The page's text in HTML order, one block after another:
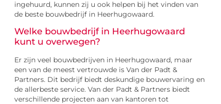
ingehuurd, kunnen zij u ook helpen bij het vinden van
de beste bouwbedrijf in Heerhugowaard.
Welke bouwbedrijf in Heerhugowaard
kunt u overwegen?
Er zijn veel bouwbedrijven in Heerhugowaard, maar
een van de meest vertrouwde is Van der Padt &
Partners. Dit bedrijf biedt deskundige bouwervaring en
de allerbeste service. Van der Padt & Partners biedt
verschillende projecten aan van kantoren tot